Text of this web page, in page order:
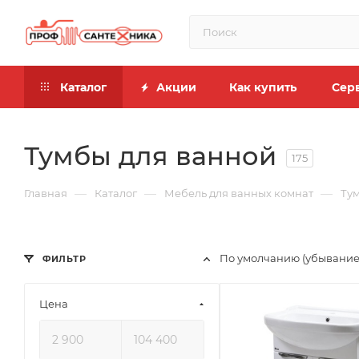
Каталог Акции Как купить
Тумбы для ванной 175
Главная — Каталог — Мебель для ванных комнат —
По умолчанию
ФИЛЬТР
Цена